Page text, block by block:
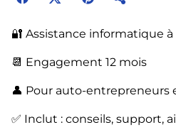
🔐 Assistance informatique
📆 Engagement 12 mois
👤 Pour auto-entrepreneurs
✅ Inclut : conseils, support,